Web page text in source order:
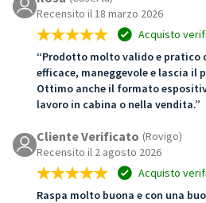
Recensito il 18 marzo 2026
Acquisto
“Prodotto molto valido e pratico
efficace, maneggevole e lascia il
Ottimo anche il formato
lavoro in cabina o nella vendita.”
Cliente Verificato (Rovigo)
Recensito il 2 agosto 2026
Acquisto
Raspa molto buona e con una